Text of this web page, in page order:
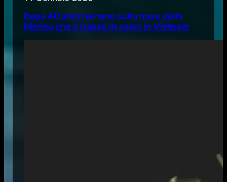
Dopo 40 anni tornano sulla nave della
Marina che li trasse in salvo in Vietnam